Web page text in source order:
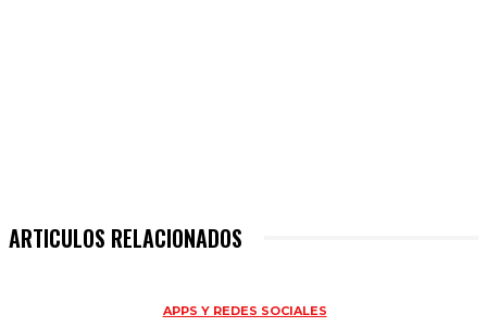
ARTICULOS RELACIONADOS
APPS Y REDES SOCIALES